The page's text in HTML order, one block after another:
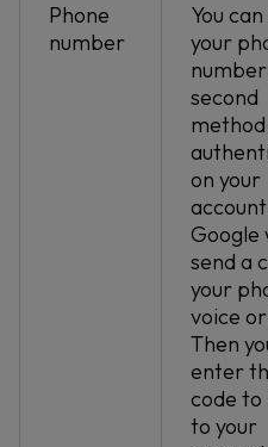
Phone
number
You can
your
second
on your
Google
send a
your
voice
Then
enter
code to
to your